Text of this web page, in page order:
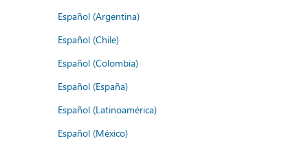
Español (Argentina)
Español (Chile)
Español (Colombia)
Español (España)
Español (Latinoamérica)
Español (México)